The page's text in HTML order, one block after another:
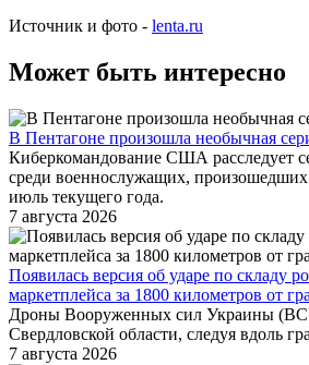
Источник и фото - lenta.ru
Может быть интересно
В Пентагоне произошла необычная
Киберкомандование США расследует
среди военнослужащих,
июль текущего года.
7 августа 2026
Появилась версия об ударе по складу
маркетплейса за 1800 километров от
Дроны Вооруженных сил Украины
Свердловской области, следуя вдоль
7 августа 2026